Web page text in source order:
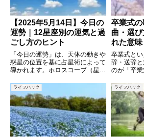
【2025年5月14日】今日の
運勢｜12星座別の運気と過
ごし方のヒント
「今日の運勢」は、天体の動きや
惑星の位置を基に占星術によって
導かれます。ホロスコープ（星の
金星などの天体がどの星座に位置
しているか、またどのような角度
を取っているかを読み解くこと
で、その日の全体的なエネルギー
を
卒業式
曲・選
れた意
卒業式と
辞・送辞
のが「卒業
思い出を
われる名
変させ、
す。なぜ
い
ライフハック ライフハック